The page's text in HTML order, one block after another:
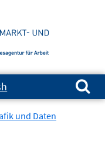
Suchen nach:
und Daten